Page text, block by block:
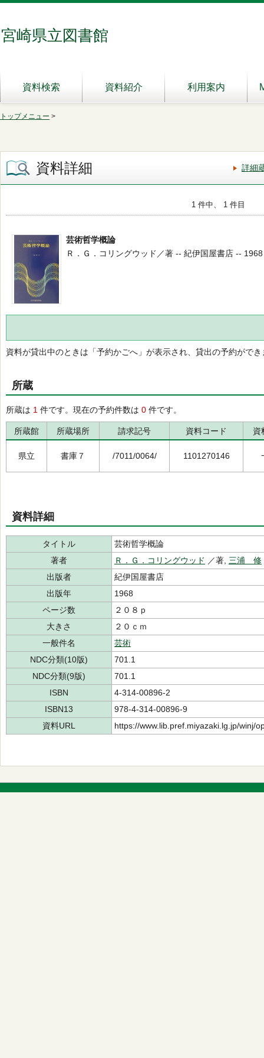
宮崎県立図書館
資料検索 資料紹介 利用案内
トップメニュー >
資料詳細 詳細
1 件中、 1 件目
芸術哲学概論
Ｒ．Ｇ．コリングウッド／著 -- 紀伊国屋書店 --
資料が貸出中のときは「予約かごへ」が表示され、貸出の予約ができ
所蔵
所蔵は 1 件です。現在の予約件数は 0 件です。
所蔵館 所蔵場所 請求記号 資料コード 資
県立 書庫７ /7011/0064/ 1101270146
資料詳細
タイトル
芸術哲学概論
著者
Ｒ．Ｇ．コリングウッド ／著, 三浦 修
出版者
紀伊国屋書店
出版年
1968
ページ数
２０８ｐ
大きさ
２０ｃｍ
一般件名
芸術
NDC分類(10版)
701.1
NDC分類(9版)
701.1
ISBN
4-314-00896-2
ISBN13
978-4-314-00896-9
資料URL
https://www.lib.pref.miyazaki.lg.jp/winj/